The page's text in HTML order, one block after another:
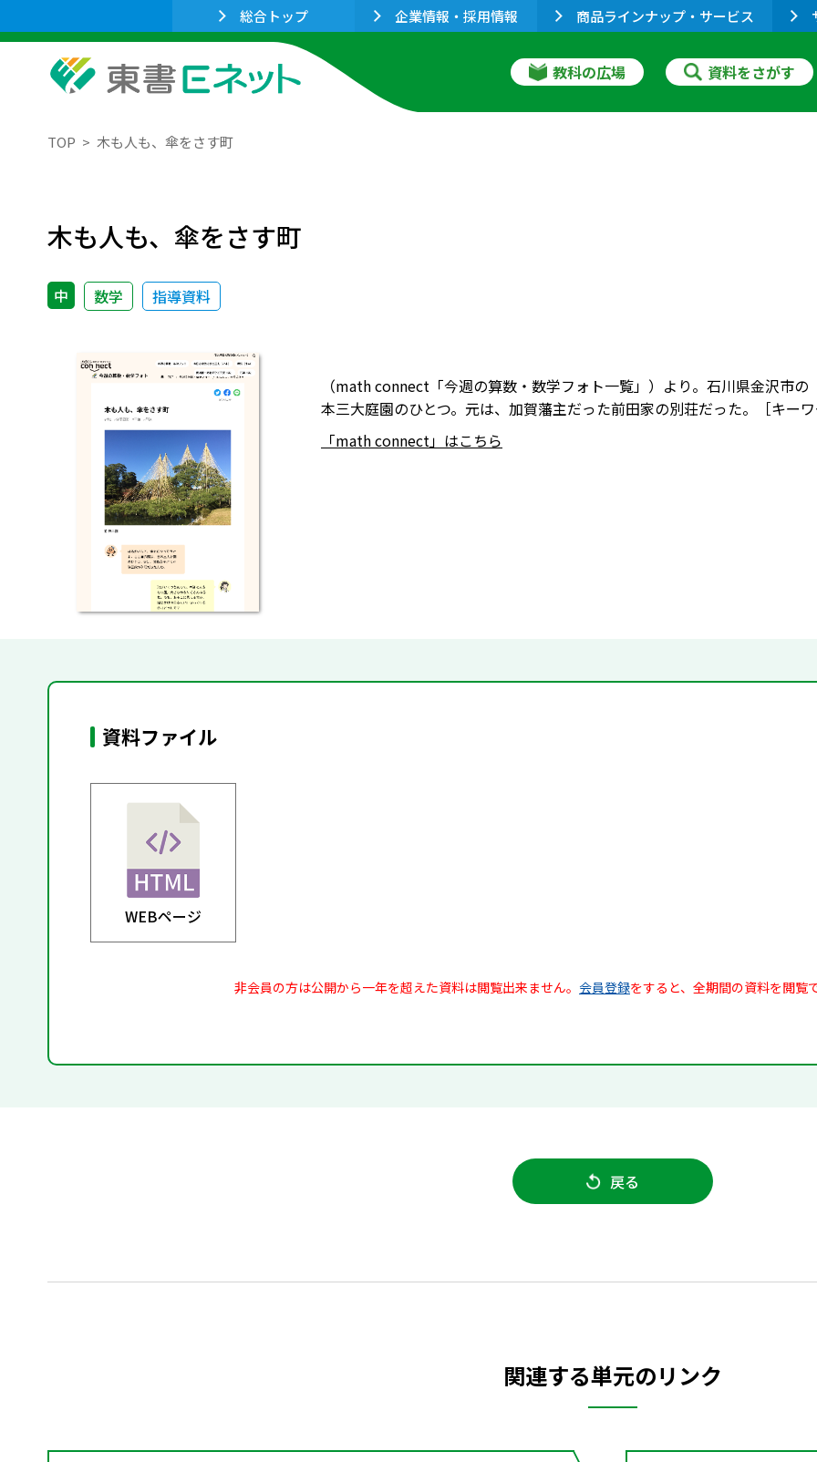
総合トップ 企業情報・採用情報 商品ラインナップ・サービス
教科の広場 資料をさがす
TOP 木も人も、傘をさす町
木も人も、傘をさす町
中 数学 指導資料
（math connect「今週の算数・数学フォト一覧」）より。石川県金沢市
本三大庭園のひとつ。元は、加賀藩主だった前田家の別荘だった。［キー
「math connect」はこちら
資料ファイル
WEBページ
非会員の方は公開から一年を超えた資料は閲覧出来ません。 会員登録をすると、全期間の資料を閲覧
戻る
関連する単元のリンク